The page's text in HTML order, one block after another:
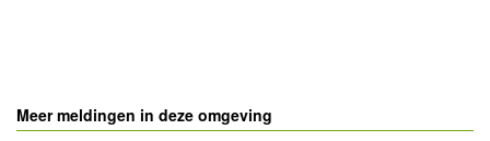
Meer meldingen in deze omgeving